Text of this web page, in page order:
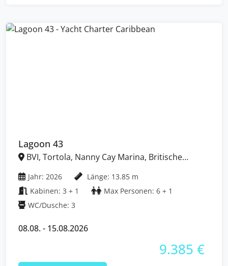
Lagoon 43
Jahr: 2026
Länge: 13.85 m
Kabinen: 3 + 1
Max Personen: 6 + 1
WC/Dusche: 3
08.08. - 15.08.2026
9.385 €